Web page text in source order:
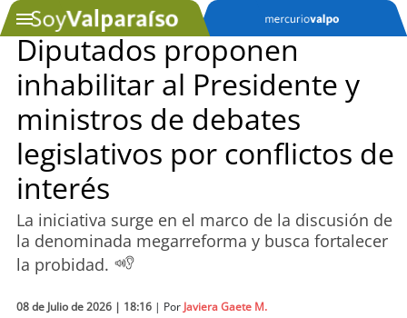
SOYTV
Podcast
Actualidad
Entretención
Diputados proponen
inhabilitar al Presidente y
ministros de debates
legislativos por conflictos de
interés
La iniciativa surge en el marco de la discusión de
la denominada megarreforma y busca fortalecer
la probidad.
08 de Julio de 2026 | 18:16 | Por Javiera Gaete M.